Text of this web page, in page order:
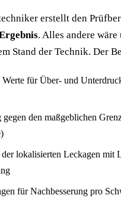
erstellt den
. Alles andere
Stand der Technik. Der
Werte für Über- und
gegen den maßgeblichen
lokalisierten Leckagen mit
für Nachbesserung pro